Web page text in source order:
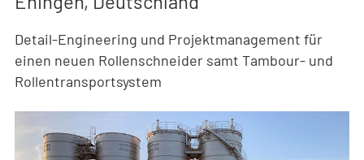
Detail-Engineering und Projektmanagement für
einen neuen Rollenschneider samt Tambour- und
Rollentransportsystem